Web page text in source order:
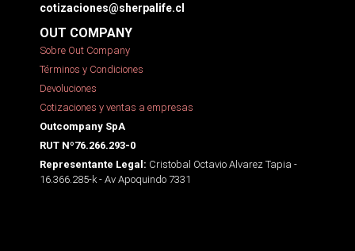
cotizaciones@sherpalife.cl
OUT COMPANY
Sobre Out Company
Términos y Condiciones
Devoluciones
Cotizaciones y ventas a empresas
Outcompany SpA
RUT Nº76.266.293-0
Representante Legal: Cristobal Octavio Alvarez Tapia -
16.366.285-k - Av Apoquindo 7331